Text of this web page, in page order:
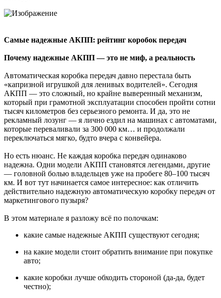
Самые надежные АКПП: рейтинг коробок передач
Почему надежные АКПП — это не миф, а реальность
Автоматическая коробка передач давно перестала быть
«капризной игрушкой для ленивых водителей». Сегодня
АКПП — это сложный, но крайне выверенный механизм,
который при грамотной эксплуатации способен пройти сотни
тысяч километров без серьезного ремонта. И да, это не
рекламный лозунг — я лично ездил на машинах с автоматами,
которые переваливали за 300 000 км… и продолжали
переключаться мягко, будто вчера с конвейера.
Но есть нюанс. Не каждая коробка передач одинаково
надежна. Одни модели АКПП становятся легендами, другие
— головной болью владельцев уже на пробеге 80–100 тысяч
км. И вот тут начинается самое интересное: как отличить
действительно надежную автоматическую коробку передач от
маркетингового пузыря?
В этом материале я разложу всё по полочкам:
какие самые надежные АКПП существуют сегодня;
на какие модели стоит обратить внимание при покупке
авто;
какие коробки лучше обходить стороной (да-да, будет
честно);